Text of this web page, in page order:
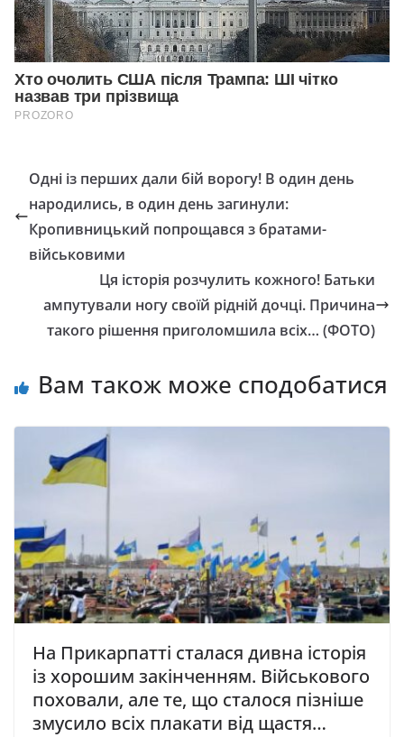
Одні із перших дали бій ворогу! В один день
народились, в один день загинули:
Кропивницький попрощався з братами-
військовими
Ця історія розчулить кожного! Батьки
ампутували ногу своїй рідній дочці. Причина
такого рішення приголомшила всіх… (ФОТО)
Вам також може сподобатися
Нa Прикaрпaтті стaлaся дивнa історія
із хорошим закінченням. Військового
поховали, але те, що сталося пізніше
змусило всіх плакати від щастя…